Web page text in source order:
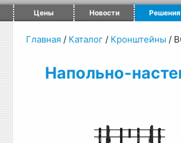
Цены Новости Решения
Главная / Каталог / Кронштейны /
Напольно-